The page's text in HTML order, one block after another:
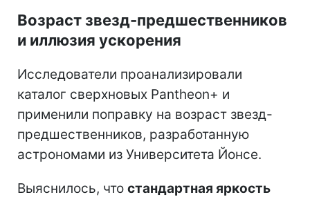
Возраст звезд-предшественников
и иллюзия ускорения
Исследователи проанализировали
каталог сверхновых Pantheon+ и
применили поправку на возраст звезд-
предшественников, разработанную
астрономами из Университета Йонсе.
Выяснилось, что стандартная яркость